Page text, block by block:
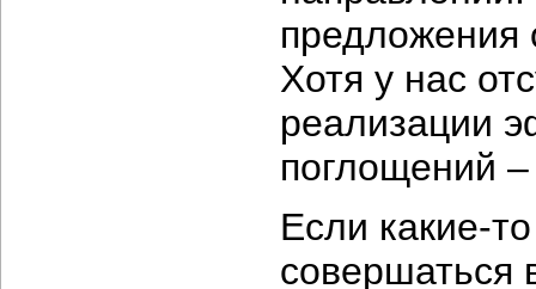
предложения
Хотя у нас
реализации
поглощений
Если какие-